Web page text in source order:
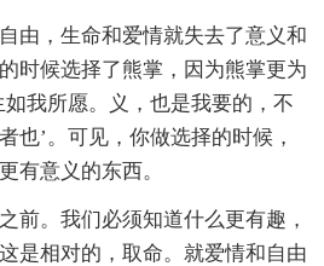
由，生命和爱情就失去了意义和
时候选择了熊掌，因为熊掌更为
我所愿。义，也是我要的，不
也’。可见，你做选择的时候，
有意义的东西。
前。我们必须知道什么更有趣，
是相对的，取命。就爱情和自由